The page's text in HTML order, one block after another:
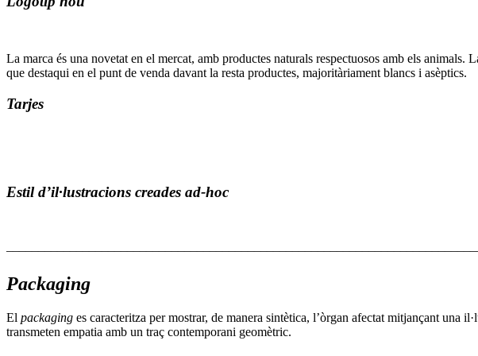
La marca és una novetat en el mercat, amb productes naturals respectuosos amb els
que destaqui en el punt de venda davant la resta productes, majoritàriament blancs i asèptics.
Tarjes
Estil d’il·lustracions creades ad-hoc
Packaging
El packaging es caracteritza per mostrar, de manera sintètica, l’òrgan afectat mitjançant una
transmeten empatia amb un traç contemporani geomètric.